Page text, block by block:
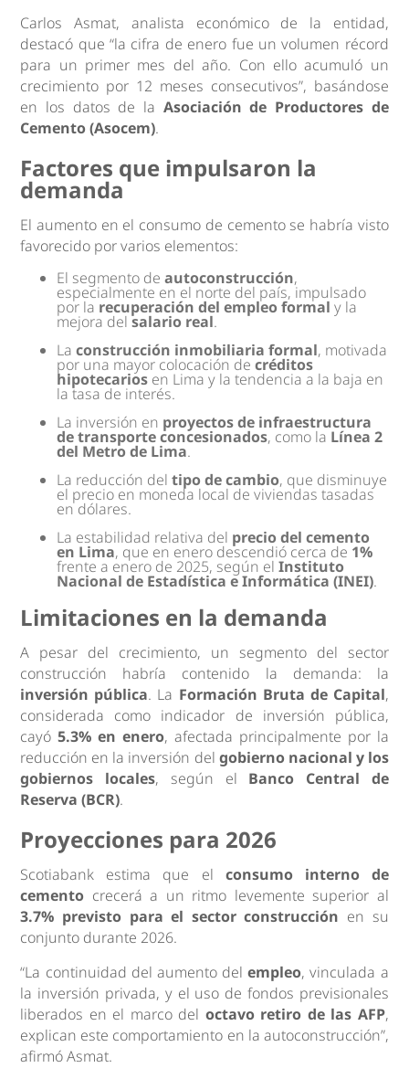
Carlos Asmat, analista económico de la entidad,
destacó que “la cifra de enero fue un volumen récord
para un primer mes del año. Con ello acumuló un
crecimiento por 12 meses consecutivos”, basándose
en los datos de la Asociación de Productores de
Cemento (Asocem).
Factores que impulsaron la
demanda
El aumento en el consumo de cemento se habría visto
favorecido por varios elementos:
El segmento deautoconstrucción,
especialmente en el norte del país, impulsado
por la recuperación del empleo formal y la
mejora delsalario real.
Laconstrucción inmobiliaria formal, motivada
por una mayor colocación decréditos
hipotecarios en Lima y la tendencia a la baja en
la tasa de interés.
La inversión en proyectos de infraestructura
de transporte concesionados, como la Línea 2
del Metro de Lima.
La reducción deltipo de cambio, que disminuye
el precio en moneda local de viviendas tasadas
en dólares.
La estabilidad relativa del precio del cemento
en Lima, que en enero descendió cerca de 1%
frente a enero de 2025, según elInstituto
Nacional de Estadística e Informática (INEI).
Limitaciones en la demanda
A pesar del crecimiento, un segmento del sector
construcción habría contenido la demanda: la
inversión pública. La Formación Bruta de Capital,
considerada como indicador de inversión pública,
cayó5.3% en enero, afectada principalmente por la
reducción en la inversión del gobierno nacional y los
gobiernos locales, según el Banco Central de
Reserva (BCR).
Proyecciones para 2026
Scotiabank estima que el consumo interno de
cemento crecerá a un ritmo levemente superior al
3.7% previsto para el sector construcción en su
conjunto durante 2026.
“La continuidad del aumento delempleo, vinculada a
la inversión privada, y el uso de fondos previsionales
liberados en el marco del octavo retiro de las AFP,
explican este comportamiento en la autoconstrucción”,
afirmó Asmat.